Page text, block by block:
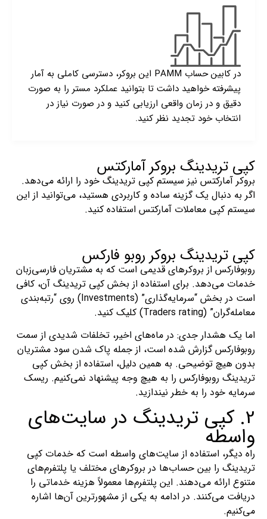
در کابین حساب PAMM این بروکر، دسترسی کاملی به آمار
پیشرفته خواهید داشت تا بتوانید عملکرد مستر را به صورت
دقیق و در زمان واقعی ارزیابی کنید و در صورت نیاز در
انتخاب خود تجدید نظر کنید.
کپی تریدینگ بروکر آمارکتس
بروکر آمارکتس نیز سیستم کپی تریدینگ خود را ارائه می‌دهد.
اگر به دنبال یک گزینه ساده و کاربردی هستید، می‌توانید از این
سیستم کپی معاملات آمارکتس استفاده کنید.
کپی تریدینگ بروکر روبو فارکس
روبوفارکس از بروکرهای قدیمی است که به مشتریان فارسی‌زبان
خدمات می‌دهد. برای استفاده از بخش کپی تریدینگ آن، کافی
است در بخش “سرمایه‌گذاری” (Investments) روی “رتبه‌بندی
معامله‌گران” (Traders rating) کلیک کنید.
اما یک هشدار جدی: در ماه‌های اخیر، تخلفات شدیدی از سمت
روبوفارکس گزارش شده است، از جمله پاک شدن سود مشتریان
بدون هیچ توضیحی. به همین دلیل، استفاده از بخش کپی
تریدینگ روبوفارکس را به هیچ وجه پیشنهاد نمی‌کنیم. ریسک
سرمایه خود را به خطر نیندازید.
2. کپی تریدینگ در سایت‌های
واسطه
راه دیگر، استفاده از سایت‌های واسطه است که خدمات کپی
تریدینگ را بین حساب‌ها در بروکرهای مختلف یا پلتفرم‌های
متنوع ارائه می‌دهند. این پلتفرم‌ها معمولاً هزینه خدماتی را
دریافت می‌کنند. در ادامه به یکی از مشهورترین آن‌ها اشاره
می‌کنیم.